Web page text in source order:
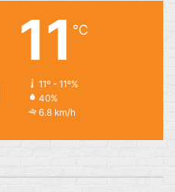
11 ℃
11º - 11º%
40%
6.8 km/h